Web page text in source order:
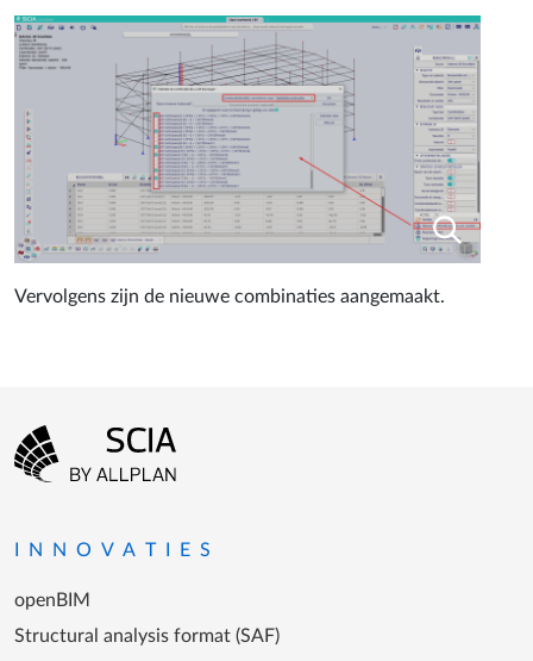
Vervolgens zijn de nieuwe combinaties aangemaakt.
Footer-menu
INNOVATIES
openBIM
Structural analysis format (SAF)